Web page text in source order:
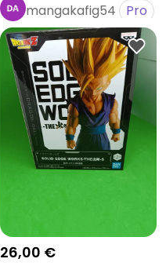
mangakafig54 Pro
26,00 €